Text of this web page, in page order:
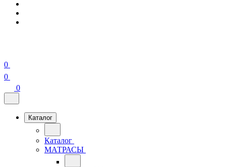
0
0
0
Каталог
Каталог
МАТРАСЫ